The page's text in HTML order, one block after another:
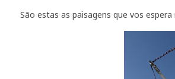
São estas as paisagens que vos